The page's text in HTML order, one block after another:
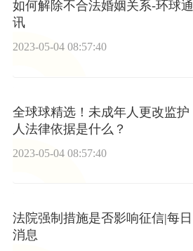
如何解除不合法婚姻关系-环球通
讯
2023-05-04 08:57:40
全球球精选！未成年人更改监护
人法律依据是什么？
2023-05-04 08:57:40
法院强制措施是否影响征信|每日
消息